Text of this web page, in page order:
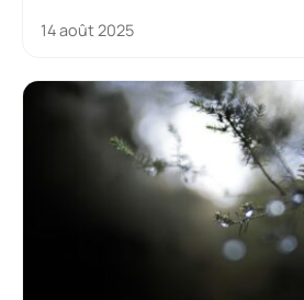
14 août 2025